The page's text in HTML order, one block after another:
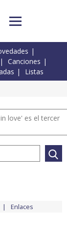
Canciones
Listas
love' es el tercer
Enlaces